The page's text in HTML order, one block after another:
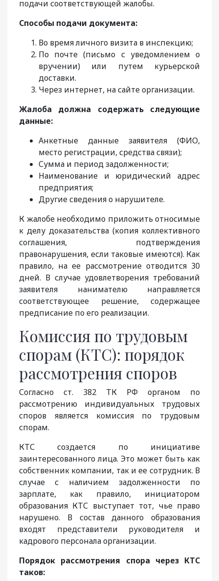
подачи соответствующей жалобы.
Способы подачи документа:
Во время личного визита в инспекцию;
По почте (письмо с уведомлением о
вручении) или путем курьерской
доставки.
Через интернет, на сайте организации.
Жалоба должна содержать следующие
данные:
Анкетные данные заявителя (ФИО,
место регистрации, средства связи);
Сумма и период задолженности;
Наименование и юридический адрес
предприятия;
Другие сведения о нарушителе.
К жалобе необходимо приложить относимые
к делу доказательства (копия коллективного
соглашения, подтверждения
правонарушения, если таковые имеются). Как
правило, на ее рассмотрение отводится 30
дней. В случае удовлетворения требований
заявителя нанимателю направляется
соответствующее решение, содержащее
предписание по его реализации.
Комиссия по трудовым
спорам (КТС): порядок
рассмотрения споров
Согласно ст. 382 ТК РФ органом по
рассмотрению индивидуальных трудовых
споров является комиссия по трудовым
спорам.
КТС создается по инициативе
заинтересованного лица. Это может быть как
собственник компании, так и ее сотрудник. В
случае с наличием задолженности по
зарплате, как правило, инициатором
образования КТС выступает тот, чье право
нарушено. В состав данного образования
входят представители руководителя и
кадрового персонала организации.
Порядок рассмотрения спора через КТС
таков: